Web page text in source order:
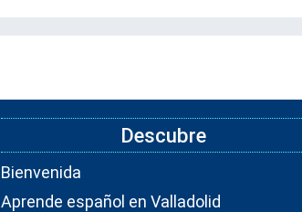
Descubre
Bienvenida
Aprende español en Valladolid